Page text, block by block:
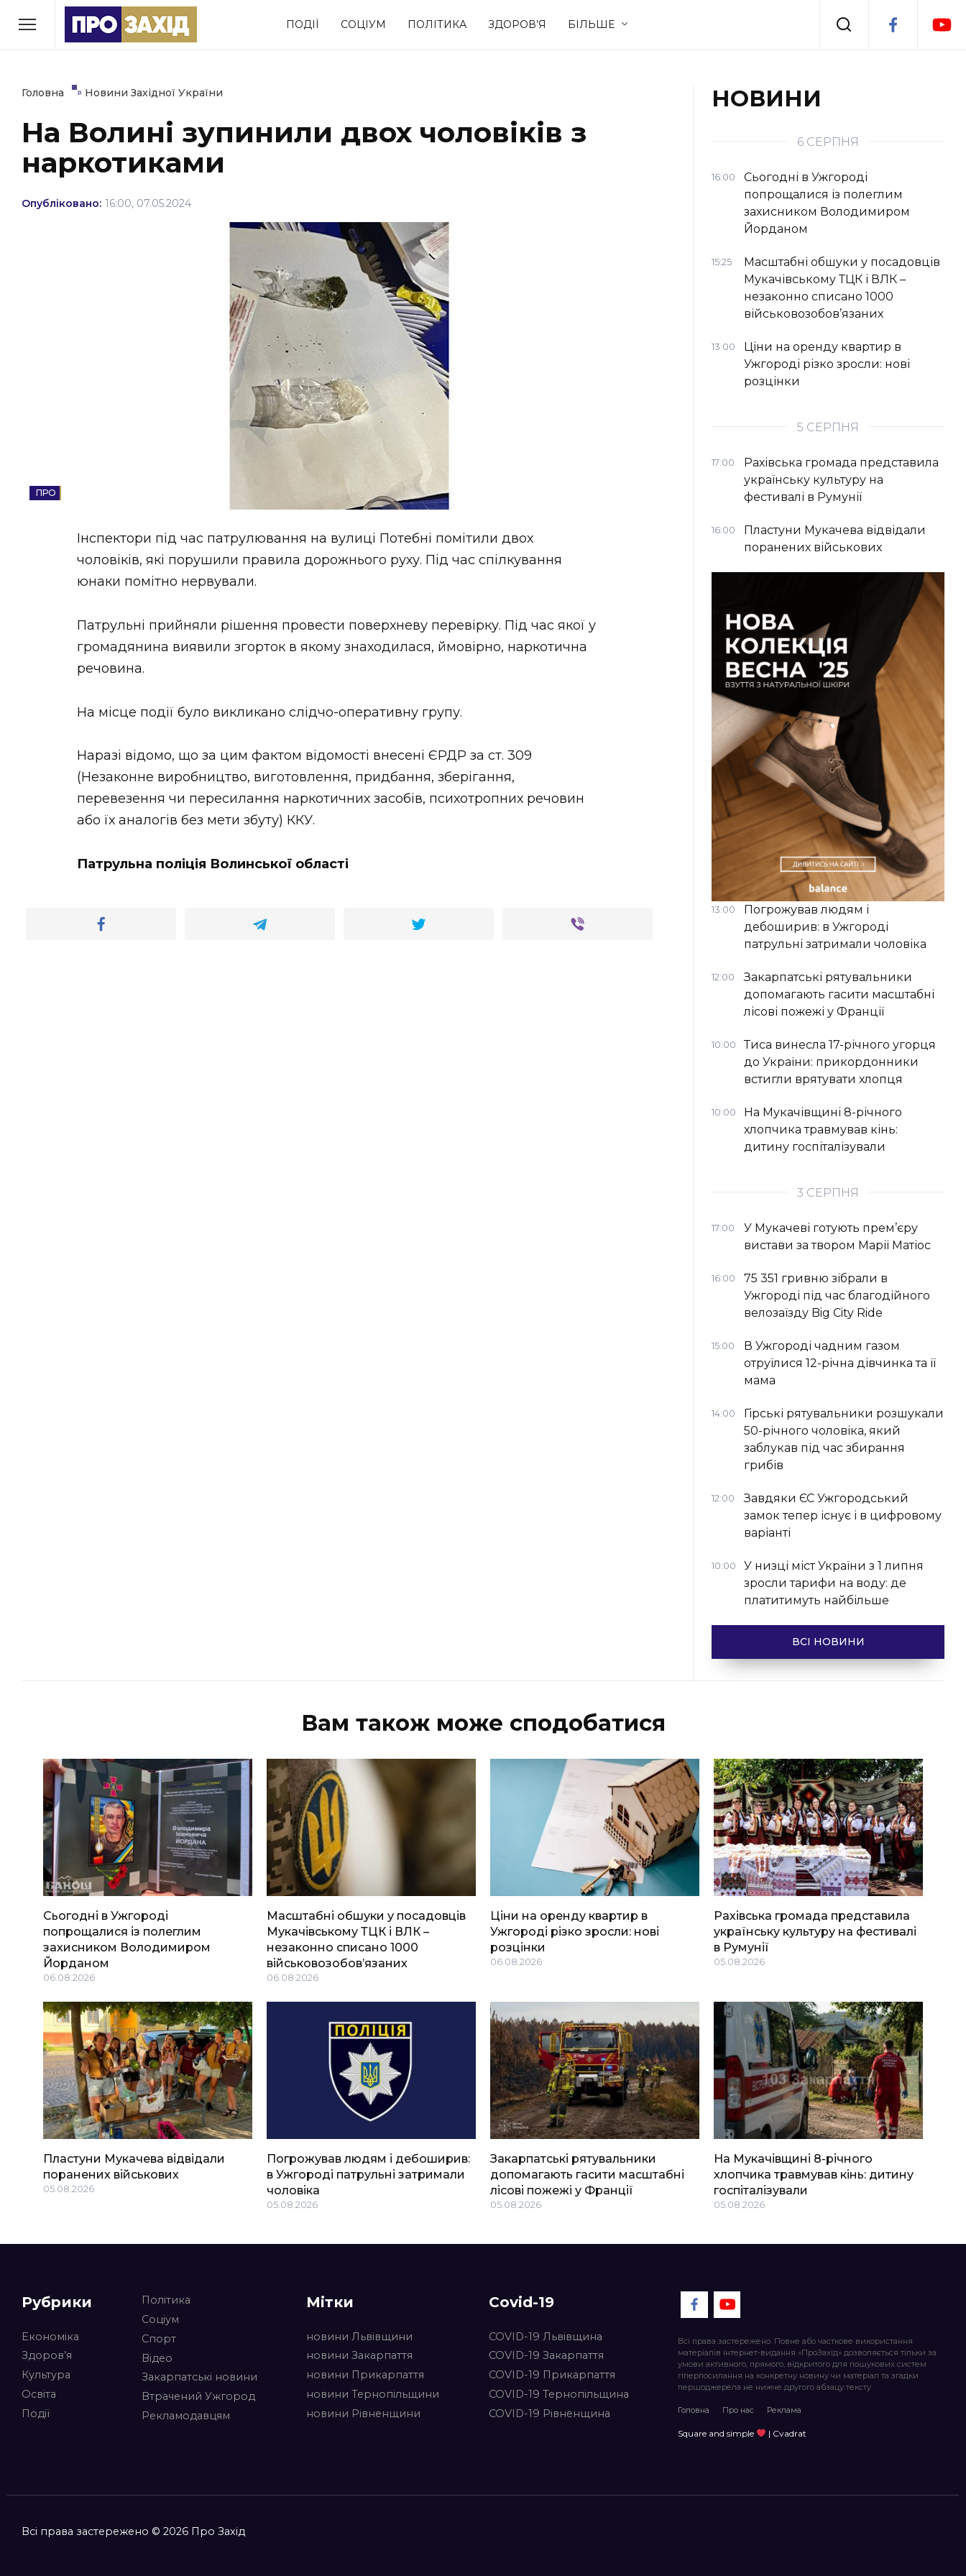
ПОДІЇ СОЦІУМ ПОЛІТИКА ЗДОРОВ’Я БІЛЬШЕ
РУБРИКИ
Економіка Здоров’я Події
Політика Соціум Спорт Стиль життя
Втрачений Ужгород
(відеоверсія)
ЗАКАРПАТСЬКІ НОВИНИ
НОВИНИ ЗАХІДНОЇ УКРАЇНИ
ВІДЕО
Головна » Новини Західної України
На Волині зупинили двох чоловіків з
наркотиками
Опубліковано: 16:00, 07.05.2024
Інспектори під час патрулювання на вулиці Потебні помітили двох
чоловіків, які порушили правила дорожнього руху. Під час спілкування
юнаки помітно нервували.
Патрульні прийняли рішення провести поверхневу перевірку. Під час якої у
громадянина виявили згорток в якому знаходилася, ймовірно, наркотична
речовина.
На місце події було викликано слідчо-оперативну групу.
Наразі відомо, що за цим фактом відомості внесені ЄРДР за ст. 309
(Незаконне виробництво, виготовлення, придбання, зберігання,
перевезення чи пересилання наркотичних засобів, психотропних речовин
або їх аналогів без мети збуту) ККУ.
Патрульна поліція Волинської області
НОВИНИ
6 СЕРПНЯ
16:00
Сьогодні в Ужгороді
попрощалися із полеглим
захисником Володимиром
Йорданом
15:25
Масштабні обшуки у посадовців
Мукачівському ТЦК і ВЛК –
незаконно списано 1000
військовозобов’язаних
13:00
Ціни на оренду квартир в
Ужгороді різко зросли: нові
розцінки
5 СЕРПНЯ
17:00
Рахівська громада представила
українську культуру на
фестивалі в Румунії
16:00
Пластуни Мукачева відвідали
поранених військових
13:00
Погрожував людям і
дебоширив: в Ужгороді
патрульні затримали чоловіка
12:00
Закарпатські рятувальники
допомагають гасити масштабні
лісові пожежі у Франції
10:00
Тиса винесла 17-річного угорця
до України: прикордонники
встигли врятувати хлопця
10:00
На Мукачівщині 8-річного
хлопчика травмував кінь:
дитину госпіталізували
3 СЕРПНЯ
17:00
У Мукачеві готують прем’єру
вистави за твором Марії Матіос
16:00
75 351 гривню зібрали в
Ужгороді під час благодійного
велозаїзду Big Сity Ride
15:00
В Ужгороді чадним газом
отруїлися 12-річна дівчинка та її
мама
14:00
Гірські рятувальники розшукали
50-річного чоловіка, який
заблукав під час збирання
грибів
12:00
Завдяки ЄС Ужгородський
замок тепер існує і в цифровому
варіанті
10:00
У низці міст України з 1 липня
зросли тарифи на воду: де
платитимуть найбільше
ВСІ НОВИНИ
Вам також може сподобатися
Сьогодні в Ужгороді
попрощалися із полеглим
захисником Володимиром
Йорданом
06.08.2026
Масштабні обшуки у посадовців
Мукачівському ТЦК і ВЛК –
незаконно списано 1000
військовозобов’язаних
06.08.2026
Ціни на оренду квартир в
Ужгороді різко зросли: нові
розцінки
06.08.2026
Рахівська громада представила
українську культуру на фестивалі
в Румунії
05.08.2026
Пластуни Мукачева відвідали
поранених військових
05.08.2026
Погрожував людям і дебоширив:
в Ужгороді патрульні затримали
чоловіка
05.08.2026
Закарпатські рятувальники
допомагають гасити масштабні
лісові пожежі у Франції
05.08.2026
На Мукачівщині 8-річного
хлопчика травмував кінь: дитину
госпіталізували
05.08.2026
Рубрики
Економіка
Здоров’я
Культура
Освіта
Події
Політика
Соціум
Спорт
Відео
Закарпатські новини
Втрачений Ужгород
Рекламодавцям
Мітки
новини Львівщини
новини Закарпаття
новини Прикарпаття
новини Тернопільщини
новини Рівненщини
Covid-19
COVID-19 Львівщина
COVID-19 Закарпаття
COVID-19 Прикарпаття
COVID-19 Тернопільщина
COVID-19 Рівненщина
Всі права застережено. Повне або часткове використання
матеріалів інтернет-видання «ПроЗахід» дозволяється тільки за
умови активного, прямого, відкритого для пошукових систем
гіперпосилання на конкретну новину чи матеріал та згадки
першоджерела не нижче другого абзацу тексту.
Головна Про нас Реклама
Square and simple | Cvadrat
Всі права застережено © 2026 Про Захід